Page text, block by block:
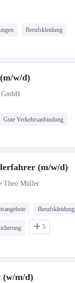
Berufskleidung
w/d)
GmbH
Gute Verkehrsanbindung
(m/w/d)
Theo Müller
Berufskleidung
5
(w/m/d)